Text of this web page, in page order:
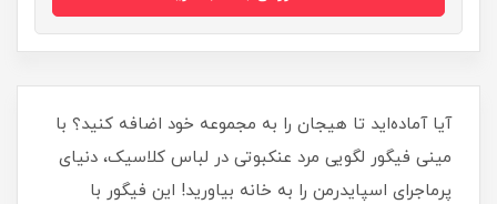
آیا آماده‌اید تا هیجان را به مجموعه خود اضافه کنید؟ با
مینی فیگور لگویی مرد عنکبوتی در لباس کلاسیک، دنیای
پرماجرای اسپایدرمن را به خانه بیاورید! این فیگور با